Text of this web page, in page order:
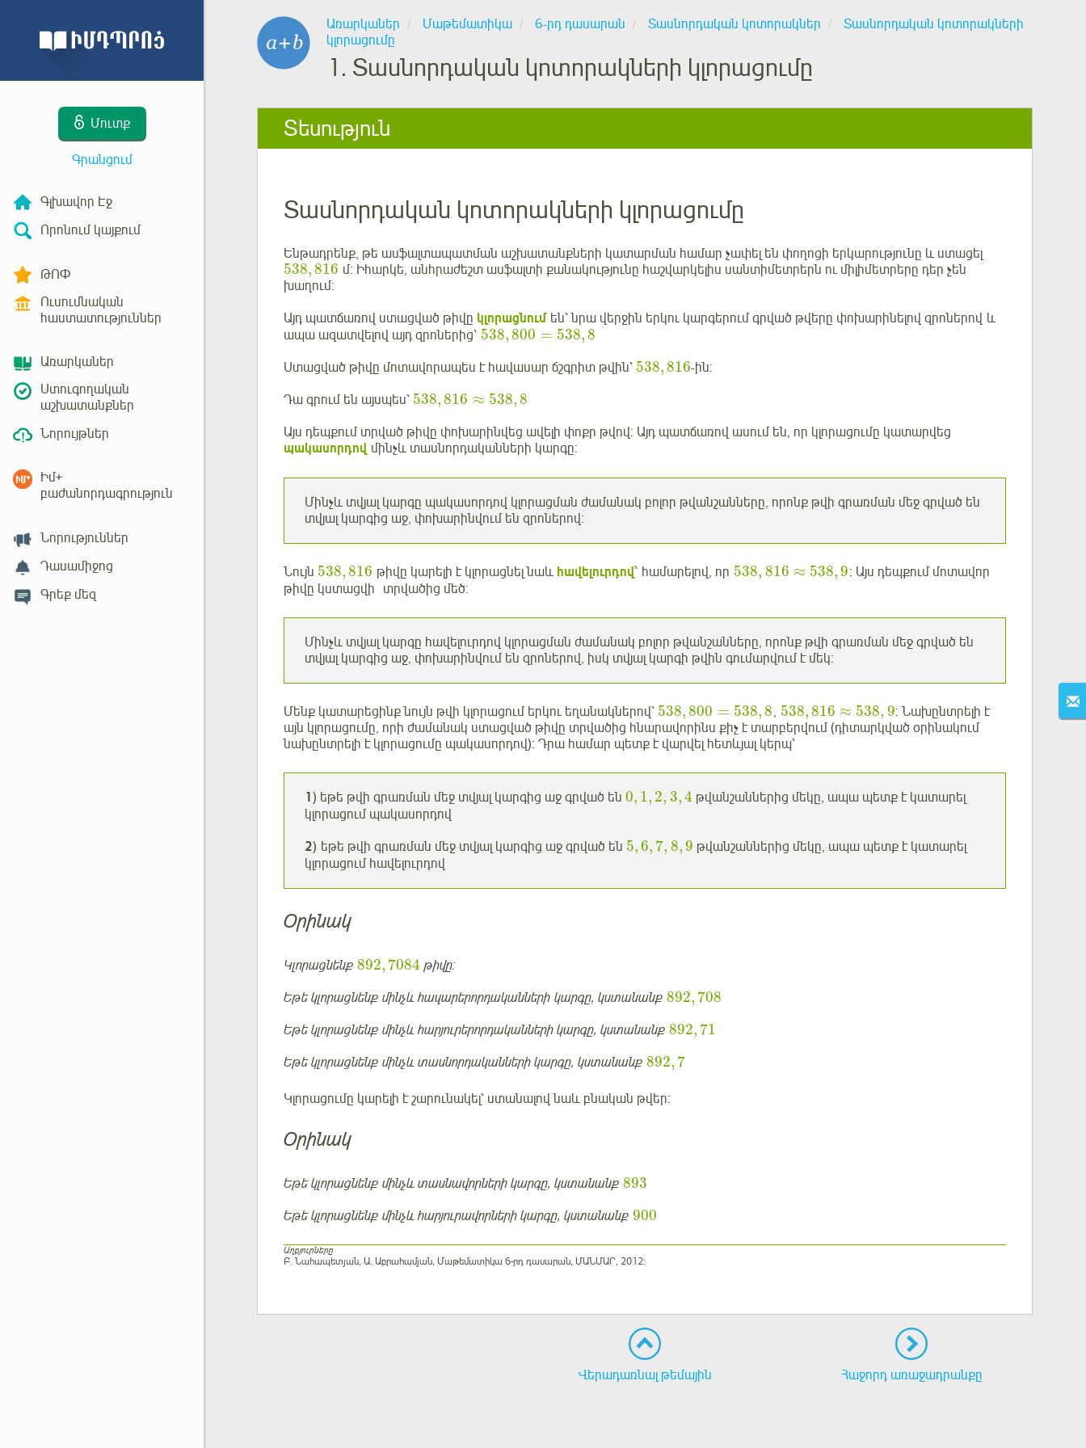
Մուտք
Գրանցում
Գլխավոր Էջ
Որոնում կայքում
ԹՈՓ
Ուսումնական
հաստատություններ
Առարկաներ
Ստուգողական
աշխատանքներ
Նորույթներ
Իմ+
բաժանորդագրություն
Նորություններ
Դասամիջոց
Գրեք մեզ
Առարկաներ Մաթեմատիկա 6-րդ դասարան Տասնորդական կոտորակներ
Տասնորդական կոտորակների
կլորացումը
1. Տասնորդական կոտորակների կլորացումը
Տեսություն
Տասնորդական կոտորակների կլորացումը
Ենթադրենք, թե ասֆալտապատման աշխատանքների կատարման համար չափել են փողոցի երկարությունը և ստացել
538,816 մ: Իհարկե, անհրաժեշտ ասֆալտի քանակությունը հաշվարկելիս սանտիմետրերն ու միլիմետրերը դեր չեն
խաղում:
Այդ պատճառով ստացված թիվը կլորացնում են՝ նրա վերջին երկու կարգերում գրված թվերը փոխարինելով զրոներով և
ապա ազատվելով այդ զրոներից՝ 538,800 = 538,8
Ստացված թիվը մոտավորապես է հավասար ճշգրիտ թվին՝ 538,816-ին:
Դա գրում են այսպես՝ 538,816 ≈ 538,8
Այս դեպքում տրված թիվը փոխարինվեց ավելի փոքր թվով: Այդ պատճառով ասում են, որ կլորացումը կատարվեց
պակասորդով մինչև տասնորդականների կարգը:
Մինչև տվյալ կարգը պակասորդով կլորացման ժամանակ բոլոր թվանշանները, որոնք թվի գրառման մեջ գրված են
տվյալ կարգից աջ, փոխարինվում են զրոներով:
Նույն 538,816 թիվը կարելի է կլորացնել նաև հավելուրդով՝ համարելով, որ 538, 816 ≈ 538, 9: Այս դեպքում մոտավոր
թիվը կստացվի տրվածից մեծ:
Մինչև տվյալ կարգը հավելուրդով կլորացման ժամանակ բոլոր թվանշանները, որոնք թվի գրառման մեջ գրված են
տվյալ կարգից աջ, փոխարինվում են զրոներով, իսկ տվյալ կարգի թվին գումարվում է մեկ:
Մենք կատարեցինք նույն թվի կլորացում երկու եղանակներով՝ 538,800 = 538,8, 538,816 ≈ 538, 9: Նախընտրելի է
այն կլորացումը, որի ժամանակ ստացված թիվը տրվածից հնարավորինս քիչ է տարբերվում (դիտարկված օրինակում
նախընտրելի է կլորացումը պակասորդով): Դրա համար պետք է վարվել հետևյալ կերպ՝
1) եթե թվի գրառման մեջ տվյալ կարգից աջ գրված են 0, 1, 2, 3,4 թվանշաններից մեկը, ապա պետք է կատարել
կլորացում պակասորդով
2) եթե թվի գրառման մեջ տվյալ կարգից աջ գրված են 5,6, 7, 8,9 թվանշաններից մեկը, ապա պետք է կատարել
կլորացում հավելուրդով
Օրինակ
Կլորացնենք 892, 7084 թիվը:
Եթե կլորացնենք մինչև հազարերորդականների կարգը, կստանանք 892, 708
Եթե կլորացնենք մինչև հարյուրերորդականների կարգը, կստանանք 892, 71
Եթե կլորացնենք մինչև տասնորդականների կարգը, կստանանք 892, 7
Կլորացումը կարելի է շարունակել՝ ստանալով նաև բնական թվեր:
Օրինակ
Եթե կլորացնենք մինչև տասնավորների կարգը, կստանանք 893
Եթե կլորացնենք մինչև հարյուրավորների կարգը, կստանանք 900
Աղբյուրները
Բ. Նահապետյան, Ա. Աբրահամյան, Մաթեմատիկա 6-րդ դասարան, ՄԱՆՄԱՐ, 2012:
Վերադառնալ թեմային Հաջորդ առաջադրանքը